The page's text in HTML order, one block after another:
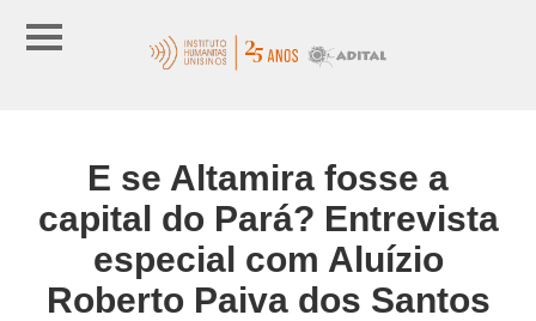
E se Altamira fosse a
capital do Pará? Entrevista
especial com Aluízio
Roberto Paiva dos Santos